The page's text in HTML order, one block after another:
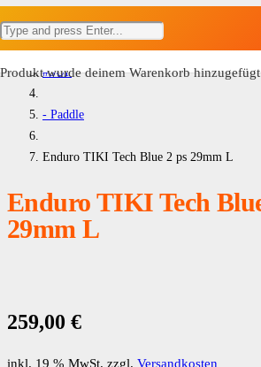
Produktwurde deinem Warenkorb
Home
#SUP
- Paddle
Enduro TIKI Tech Blue 2 ps 29mm L
Enduro TIKI Tech
29mm L
259,00 €
inkl. 19 % MwSt. zzgl. Versandkosten